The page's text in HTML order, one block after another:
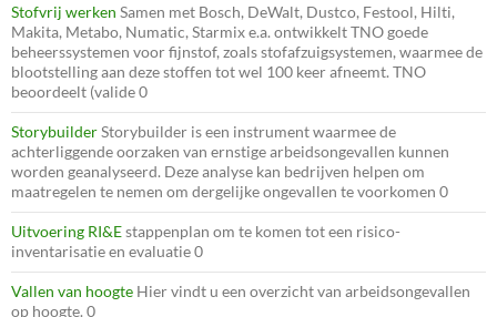
Stofvrij werken Samen met Bosch, DeWalt, Dustco, Festool, Hilti,
Makita, Metabo, Numatic, Starmix e.a. ontwikkelt TNO goede
beheerssystemen voor fijnstof, zoals stofafzuigsystemen, waarmee de
blootstelling aan deze stoffen tot wel 100 keer afneemt. TNO
beoordeelt (valide 0
StorybuilderStorybuilder is een instrument waarmee de
achterliggende oorzaken van ernstige arbeidsongevallen kunnen
worden geanalyseerd. Deze analyse kan bedrijven helpen om
maatregelen te nemen om dergelijke ongevallen te voorkomen 0
Uitvoering RI&Estappenplan om te komen tot een risico-
inventarisatie en evaluatie 0
Vallen van hoogte Hier vindt u een overzicht van arbeidsongevallen
op hoogte. 0